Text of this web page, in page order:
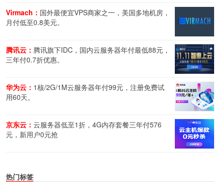
Virmach： 国外最便宜VPS商家之一，美国多地机房，
月付低至0.8美元。
腾讯云： 腾讯旗下IDC，国内云服务器年付最低88元，
三年付0.7折优惠。
华为云： 1核/2G/1M云服务器年付99元，注册免费试
用60天。
京东云： 云服务器低至1折，4G内存套餐三年付576
元，新用户0元抢
热门标签